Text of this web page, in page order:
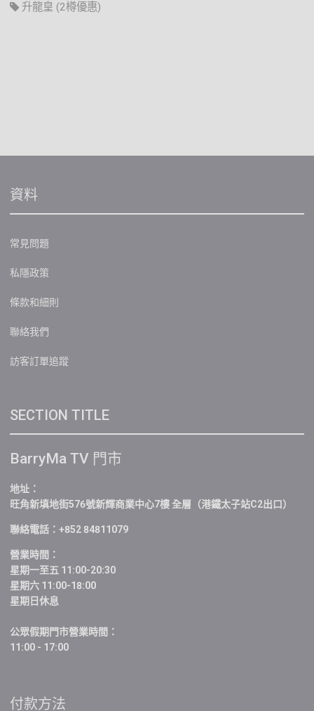
升龍皇 (2樽優惠)
資料
常見問題
私隱政策
條款和細則
聯絡我們
訪客訂單追蹤
SECTION TITLE
BarryMa TV 門市
地址：
旺角新填地街576號新輝商業中心7樓 全層（港鐵太子站C2出口）
聯絡電話：+852 84811079
營業時間：
星期一至五 11:00-20:30
星期六 11:00-18:00
星期日休息
公眾假期門市營業時間：
11:00 - 17:00
付款方法